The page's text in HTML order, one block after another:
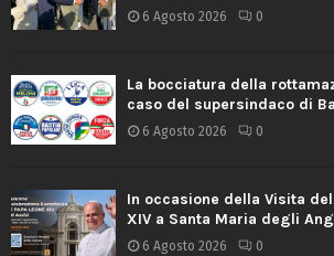
6 Agosto 2026 0
La bocciatura della
caso del supersindaco di
6 Agosto 2026 0
In occasione della Visita
XIV a Santa Maria degli
6 Agosto 2026 0